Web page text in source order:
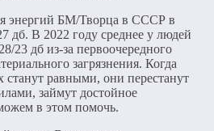
энергий БМ/Творца в СССР в
дб. В 2022 году среднее у людей
23 дб из-за первоочередного
загрязнения. Когда
станут равными, они перестанут
займут достойное
в этом помочь.